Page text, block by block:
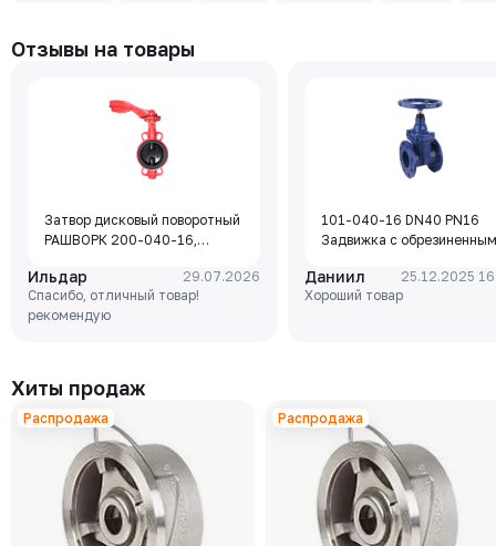
Отзывы на товары
Затвор дисковый поворотный
РАШВОРК 200-040-16,
250 (GG25), диск - GJS-400-
15 (GGG40), уплотнение -
EPDM, М/Ф, рукоятка
Ильдар
29.07.2026
Спасибо, отличный товар!
рекомендую
101-040-16 DN40 PN16
Задвижка с обрезиненным
чугун, клин-EPDM,
Tmax=110°C Ф/Ф
Даниил
25.12.2025
Хороший товар
Хиты продаж
Распродажа Распродажа